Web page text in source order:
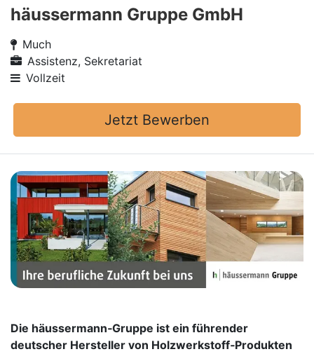
häussermann Gruppe GmbH
Much
Assistenz, Sekretariat
Vollzeit
Jetzt Bewerben
Die häussermann‑Gruppe ist ein führender
deutscher Hersteller von Holzwerkstoff‑Produkten